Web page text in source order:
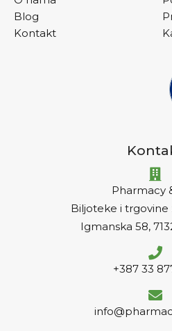
Blog
Kontakt
Pharmacy
Biljoteke i trgovine
Igmanska 58,
+387 33